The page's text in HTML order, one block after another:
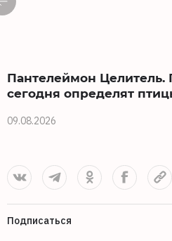
Пантелеймон Целитель.
сегодня определят
09.08.2026
Подписаться